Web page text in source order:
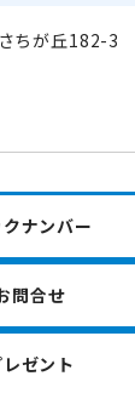
ちが丘182-3
ナンバー
問合せ
ゼント